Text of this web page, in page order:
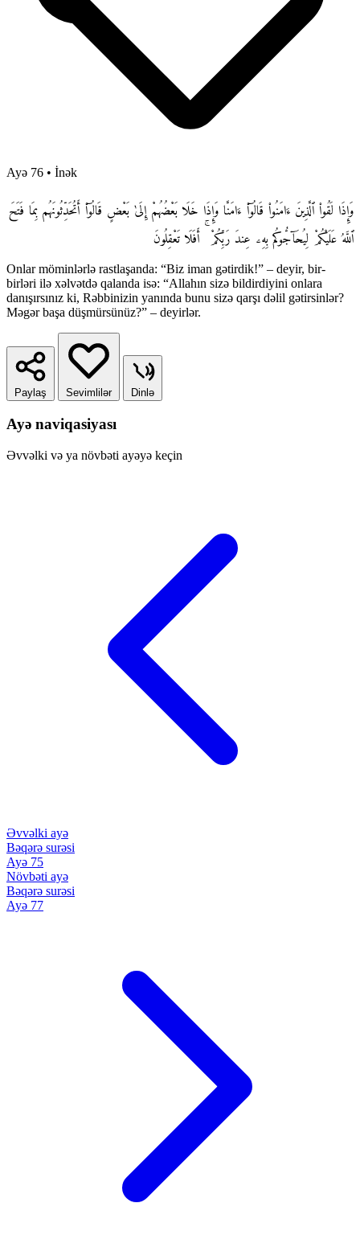
Ayə 76 • İnək
وَإِذَا لَقُوا۟ ٱلَّذِينَ ءَامَنُوا۟ قَالُوٓا۟ ءَامَنَّا وَإِذَا خَلَا بَعْضُهُمْ إِلَىٰ بَعْضٍ قَالُوٓا۟ أَتُحَدِّثُونَهُم بِمَا فَتَحَ
ٱللَّهُ عَلَيْكُمْ لِيُحَآجُّوكُم بِهِۦ عِندَ رَبِّكُمْ ۚ أَفَلَا تَعْقِلُونَ
Onlar möminlərlə rastlaşanda: “Biz iman gətirdik!” – deyir, bir-
birləri ilə xəlvətdə qalanda isə: “Allahın sizə bildirdiyini onlara
danışırsınız ki, Rəbbinizin yanında bunu sizə qarşı dəlil gətirsinlər?
Məgər başa düşmürsünüz?” – deyirlər.
Paylaş Sevimlilər Dinlə
Ayə naviqasiyası
Əvvəlki və ya növbəti ayəyə keçin
Əvvəlki ayə
Bəqərə surəsi
Ayə 75
Növbəti ayə
Bəqərə surəsi
Ayə 77